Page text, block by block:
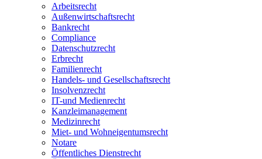
Arbeitsrecht
Außenwirtschaftsrecht
Bankrecht
Compliance
Datenschutzrecht
Erbrecht
Familienrecht
Handels- und Gesellschaftsrecht
Insolvenzrecht
IT-und Medienrecht
Kanzleimanagement
Medizinrecht
Miet- und Wohneigentumsrecht
Notare
Öffentliches Dienstrecht